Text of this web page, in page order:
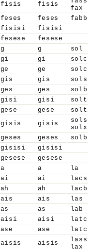
fisis fisis
fax
feses feses fabb
fisisi
fisisi
fesese
fesese
g g sol
gi gi solcs
ge ge solcb
gis gis sols
ges ges solb
gisi gisi soltcs
gese gese soltcb
gisis gisis
solss
solx
geses geses solbb
gisisi
gisisi
gesese
gesese
a a la
ai ai lacs
ah ah lacb
ais ais las
as as lab
aisi aisi latcs
ase ase latcb
aisis aisis
lass
lax